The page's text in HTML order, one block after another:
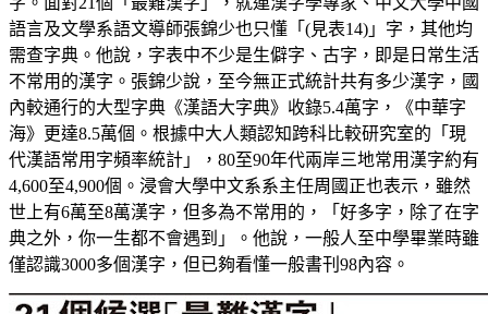
語言及文學系語文導師張錦少也只懂「(見表14)」字，其他均
需查字典。他說，字表中不少是生僻字、古字，即是日常生活
不常用的漢字。張錦少說，至今無正式統計共有多少漢字，國
內較通行的大型字典《漢語大字典》收錄5.4萬字，《中華字
海》更達8.5萬個。根據中大人類認知跨科比較研究室的「現
代漢語常用字頻率統計」，80至90年代兩岸三地常用漢字約有
4,600至4,900個。浸會大學中文系系主任周國正也表示，雖然
世上有6萬至8萬漢字，但多為不常用的，「好多字，除了在字
典之外，你一生都不會遇到」。他說，一般人至中學畢業時雖
僅認識3000多個漢字，但已夠看懂一般書刊98內容。